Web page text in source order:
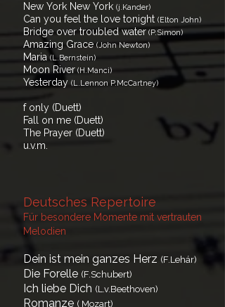
New York New York (j.Kander)
Can you feel the love tonight (Elton John)
Bridge over troubled water (P.Simon)
Amazing Grace (John Newton)
Maria (L.Bernstein)
Moon River (H.Manci)
Yesterday (L.Lennon P.McCartney)
f only (Duett)
Fall on me (Duett)
The Prayer (Duett)
​u.v.m.
Deutsches Repertoire
Für besondere Momente mit vertrauten
Melodien
Dein ist mein ganzes Herz (F.Lehár)
Die Forelle (F.Schubert)
Ich liebe Dich (L.v.Beethoven)
Romanze ( Mozart)